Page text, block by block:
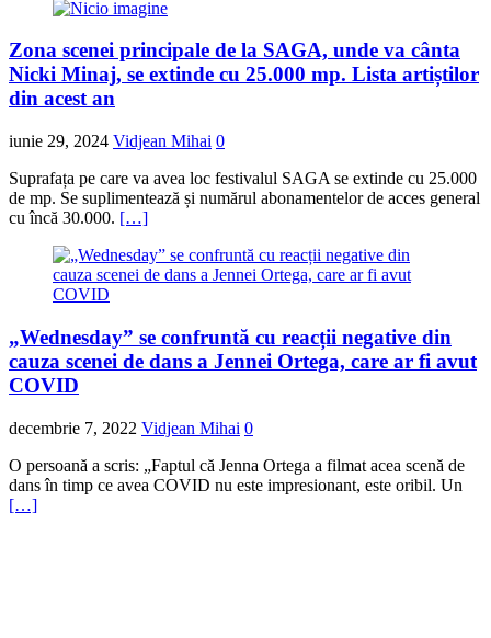
Zona scenei principale de la SAGA, unde va cânta
Nicki Minaj, se extinde cu 25.000 mp. Lista artiștilor
din acest an
iunie 29, 2024 Vidjean Mihai 0
Suprafața pe care va avea loc festivalul SAGA se extinde cu 25.000
de mp. Se suplimentează și numărul abonamentelor de acces general
cu încă 30.000. […]
„Wednesday” se confruntă cu reacții negative din
cauza scenei de dans a Jennei Ortega, care ar fi avut
COVID
decembrie 7, 2022 Vidjean Mihai 0
O persoană a scris: „Faptul că Jenna Ortega a filmat acea scenă de
dans în timp ce avea COVID nu este impresionant, este oribil. Un
[…]